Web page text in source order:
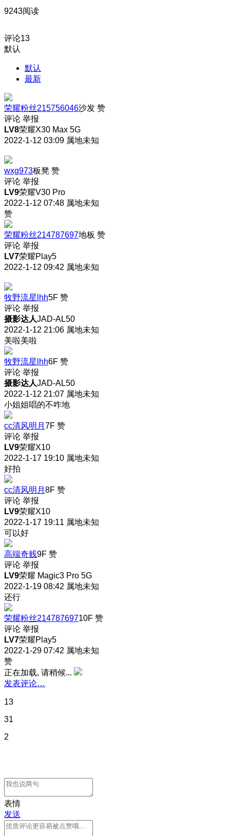
9243阅读
评论13
默认
默认
最新
荣耀粉丝215756046沙发 赞
评论 举报
LV8荣耀X30 Max 5G
2022-1-12 03:09 属地未知
wxg973板凳 赞
评论 举报
LV9荣耀V30 Pro
2022-1-12 07:48 属地未知
赞
荣耀粉丝214787697地板 赞
评论 举报
LV7荣耀Play5
2022-1-12 09:42 属地未知
牧野流星lhh5F 赞
评论 举报
摄影达人JAD-AL50
2022-1-12 21:06 属地未知
美啦美啦
牧野流星lhh6F 赞
评论 举报
摄影达人JAD-AL50
2022-1-12 21:07 属地未知
小姐姐唱的不咋地
cc清风明月 7F 赞
评论 举报
LV9荣耀X10
2022-1-17 19:10 属地未知
好拍
cc清风明月 8F 赞
评论 举报
LV9荣耀X10
2022-1-17 19:11 属地未知
可以好
高端奇贱9F 赞
评论 举报
LV9荣耀 Magic3 Pro 5G
2022-1-19 08:42 属地未知
还行
荣耀粉丝21478769710F 赞
评论 举报
LV7荣耀Play5
2022-1-29 07:42 属地未知
赞
正在加载, 请稍候...
发表评论…
13
31
2
表情
发送